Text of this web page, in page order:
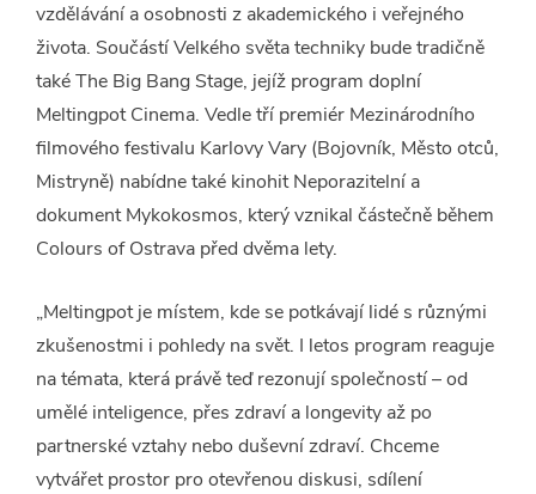
vzdělávání a osobnosti z akademického i veřejného
života. Součástí Velkého světa techniky bude tradičně
také The Big Bang Stage, jejíž program doplní
Meltingpot Cinema. Vedle tří premiér Mezinárodního
filmového festivalu Karlovy Vary (Bojovník, Město otců,
Mistryně) nabídne také kinohit Neporazitelní a
dokument Mykokosmos, který vznikal částečně během
Colours of Ostrava před dvěma lety.
„Meltingpot je místem, kde se potkávají lidé s různými
zkušenostmi i pohledy na svět. I letos program reaguje
na témata, která právě teď rezonují společností – od
umělé inteligence, přes zdraví a longevity až po
partnerské vztahy nebo duševní zdraví. Chceme
vytvářet prostor pro otevřenou diskusi, sdílení